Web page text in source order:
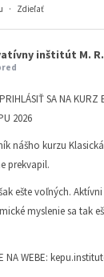
· Zdieľať
inštitút M.
SA NA KURZ
2026
nášho kurzu
prekvapil.
ešte voľných.
myslenie sa tak
NA WEBE: